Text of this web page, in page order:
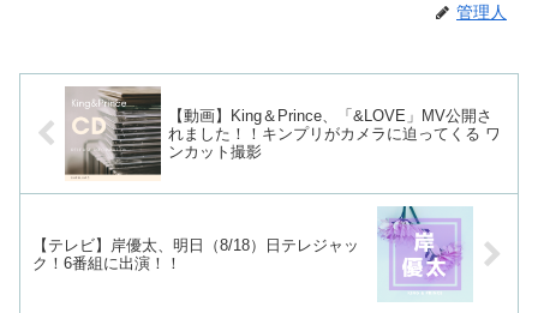
管理人
【動画】King＆Prince、「&LOVE」MV公開さ
れました！！キンプリがカメラに迫ってくる ワ
ンカット撮影
【テレビ】岸優太、明日（8/18）日テレジャッ
ク！6番組に出演！！